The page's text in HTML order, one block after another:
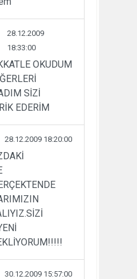
28.12.2009
18:33:00
OKUDUM
SİZİ
EDERİM
28.12.2009 18:20:00
30.12.2009 15:57:00